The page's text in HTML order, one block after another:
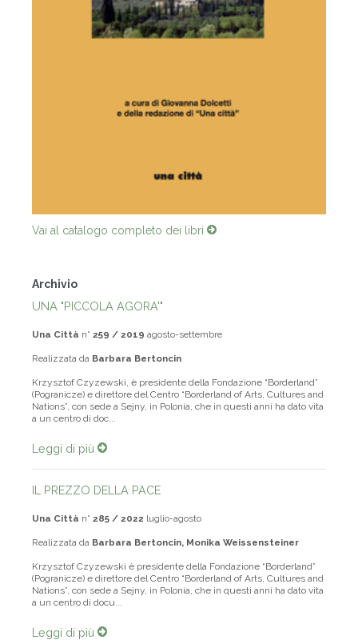
Vai al catalogo completo dei libri
Archivio
UNA "PICCOLA AGORA'"
Una Città n° 259 / 2019 agosto-settembre
Realizzata da Barbara Bertoncin
Krzysztof Czyzewski, è presidente della Fondazione “Borderland”
(Pogranicze) e direttore del Centro “Borderland of Arts, Cultures and
Nations”, con sede a Sejny, in Polonia, che in questi anni ha dato vita
a un centro di doc...
Leggi di più
IL PREZZO DELLA PACE
Una Città n° 285 / 2022 luglio-agosto
Realizzata da Barbara Bertoncin, Monika Weissensteiner
Krzysztof Czyzewski è presidente della Fondazione “Borderland”
(Pogranicze) e direttore del Centro “Borderland of Arts, Cultures and
Nations”, con sede a Sejny, in Polonia, che in questi anni ha dato vita
a un centro di docu...
Leggi di più